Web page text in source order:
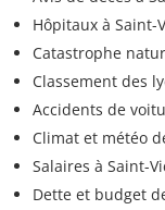
Hôpitaux à Saint-
Catastrophe
Classement des
Accidents de
Climat et météo
Salaires à Saint-
Dette et budget